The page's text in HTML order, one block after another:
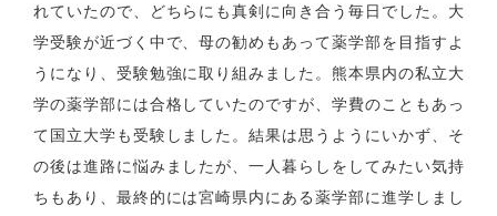
れていたので、どちらにも真剣に向き合う毎日でした。大
学受験が近づく中で、母の勧めもあって薬学部を目指すよ
うになり、受験勉強に取り組みました。熊本県内の私立大
学の薬学部には合格していたのですが、学費のこともあっ
て国立大学も受験しました。結果は思うようにいかず、そ
の後は進路に悩みましたが、一人暮らしをしてみたい気持
ちもあり、最終的には宮崎県内にある薬学部に進学しまし